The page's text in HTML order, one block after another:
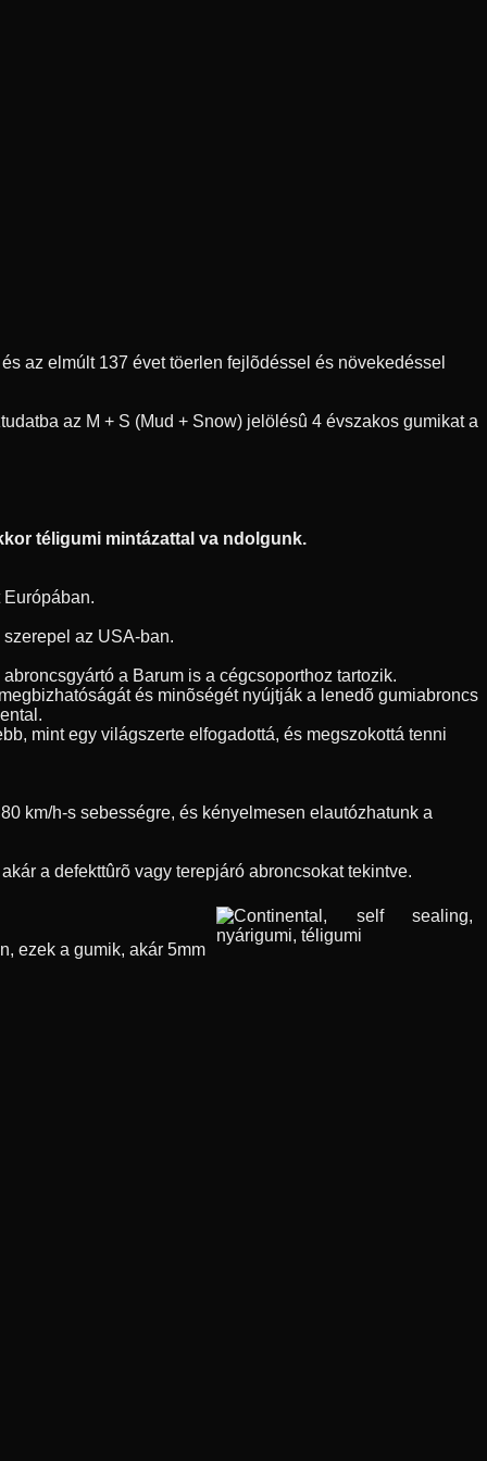
az elmúlt 137 évet töerlen fejlõdéssel és növekedéssel
az M + S (Mud + Snow) jelölésû 4 évszakos gumikat a
téligumi mintázattal va ndolgunk.
az USA-ban.
a Barum is a cégcsoporthoz tartozik.
és minõségét nyújtják a lenedõ gumiabroncs
mint egy világszerte elfogadottá, és megszokottá tenni
km/h-s sebességre, és kényelmesen elautózhatunk a
a defekttûrõ vagy terepjáró abroncsokat tekintve.
ezek a gumik, akár 5mm